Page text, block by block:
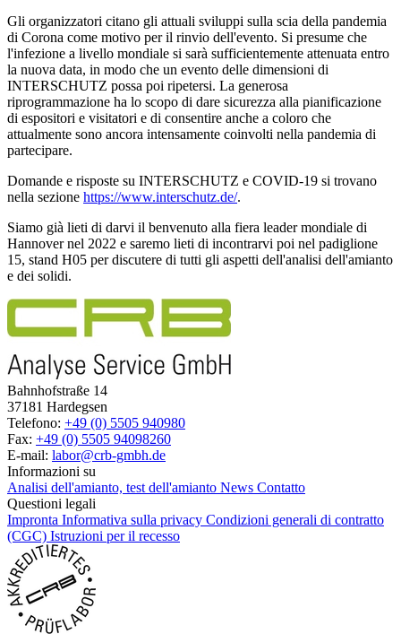
Gli organizzatori citano gli attuali sviluppi sulla scia della pandemia
di Corona come motivo per il rinvio dell'evento. Si presume che
l'infezione a livello mondiale si sarà sufficientemente attenuata entro
la nuova data, in modo che un evento delle dimensioni di
INTERSCHUTZ possa poi ripetersi. La generosa
riprogrammazione ha lo scopo di dare sicurezza alla pianificazione
di espositori e visitatori e di consentire anche a coloro che
attualmente sono ancora intensamente coinvolti nella pandemia di
partecipare.
Domande e risposte su INTERSCHUTZ e COVID-19 si trovano
nella sezione https://www.interschutz.de/.
Siamo già lieti di darvi il benvenuto alla fiera leader mondiale di
Hannover nel 2022 e saremo lieti di incontrarvi poi nel padiglione
15, stand H05 per discutere di tutti gli aspetti dell'analisi dell'amianto
e dei solidi.
Bahnhofstraße 14
37181 Hardegsen
Telefono: +49 (0) 5505 940980
Fax: +49 (0) 5505 94098260
E-mail: labor@crb-gmbh.de
Informazioni su
Analisi dell'amianto, test dell'amianto News Contatto
Questioni legali
Impronta Informativa sulla privacy Condizioni generali di contratto
(CGC) Istruzioni per il recesso